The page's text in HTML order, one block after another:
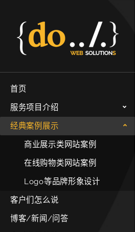
首页
服务项目介绍
经典案例展示
商业展示类网站案例
在线购物类网站案例
Logo等品牌形象设计
客户们怎么说
博客/新闻/问答